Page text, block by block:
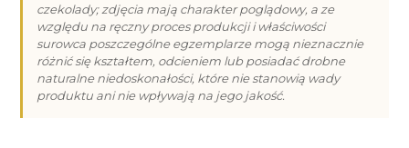
Żurawiną
Pistacjami
80g
czekolady; zdjęcia mają charakter poglądowy, a ze
względu na ręczny proces produkcji i właściwości
surowca poszczególne egzemplarze mogą nieznacznie
różnić się kształtem, odcieniem lub posiadać drobne
naturalne niedoskonałości, które nie stanowią wady
produktu ani nie wpływają na jego jakość.